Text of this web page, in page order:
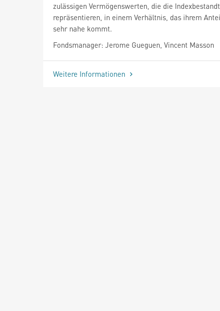
zulässigen Vermögenswerten, die die
repräsentieren, in einem Verhältnis, das ihrem
sehr nahe kommt.
Fondsmanager: Jerome Gueguen, Vincent Masson
Weitere Informationen